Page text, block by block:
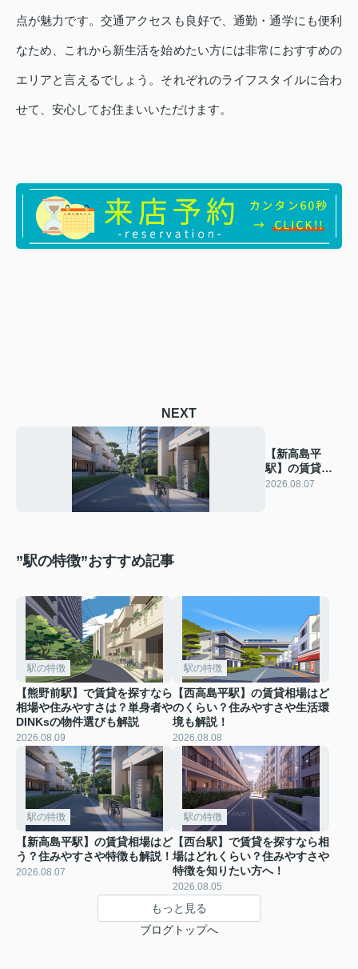
点が魅力です。交通アクセスも良好で、通勤・通学にも便利
なため、これから新生活を始めたい方には非常におすすめの
エリアと言えるでしょう。それぞれのライフスタイルに合わ
せて、安心してお住まいいただけます。
NEXT
【新高島平
駅】の賃貸相
場はどう？住
2026.08.07
”駅の特徴”おすすめ記事
駅の特徴
【熊野前駅】で賃貸を探すなら
相場や住みやすさは？単身者や
DINKsの物件選びも解説
2026.08.09
駅の特徴
【西高島平駅】の賃貸相場はど
のくらい？住みやすさや生活環
境も解説！
2026.08.08
駅の特徴
【新高島平駅】の賃貸相場はど
う？住みやすさや特徴も解説！
2026.08.07
駅の特徴
【西台駅】で賃貸を探すなら相
場はどれくらい？住みやすさや
特徴を知りたい方へ！
2026.08.05
もっと見る
ブログトップへ